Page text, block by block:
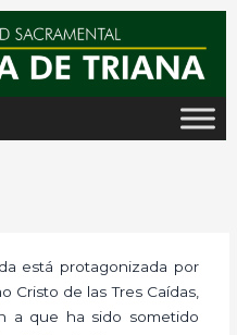
está protagonizada por
Cristo de las Tres Caídas,
a que ha sido sometido